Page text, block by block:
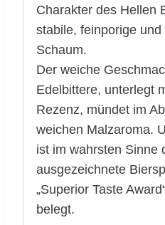
Charakter des Hellen
stabile, feinporige
Schaum.
Der weiche
Edelbittere, unterlegt
Rezenz, mündet im
weichen Malzaroma.
ist im wahrsten Sinne
ausgezeichnete
„Superior Taste
belegt.